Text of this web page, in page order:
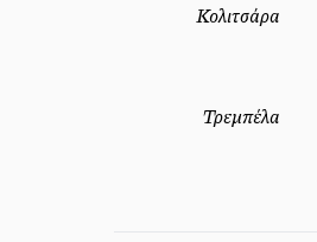
Κολιτσάρα
Τρεμπέλα